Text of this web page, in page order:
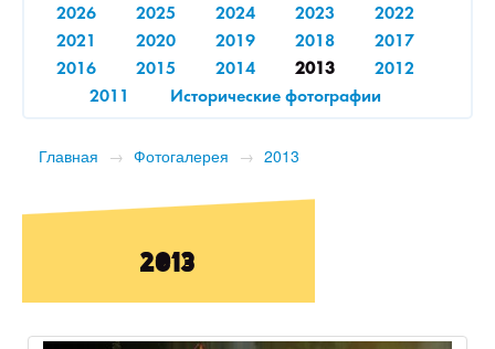
2026 2025 2024 2023
2022
2021
2020 2019 2018
2017
2016
2015 2014 2013
2012
2011
Исторические фотографии
Главная → Фотогалерея → 2013
2013